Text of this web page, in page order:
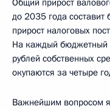
до 2035 года составит
прирост налоговых
На каждый бюджетный
рублей собственных
окупаются за четыре
Важнейшим вопросом